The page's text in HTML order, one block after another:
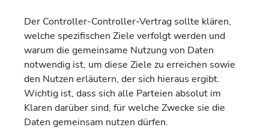
Der Controller-Controller-Vertrag sollte klären,
welche spezifischen Ziele verfolgt werden und
warum die gemeinsame Nutzung von Daten
notwendig ist, um diese Ziele zu erreichen sowie
den Nutzen erläutern, der sich hieraus ergibt.
Wichtig ist, dass sich alle Parteien absolut im
Klaren darüber sind, für welche Zwecke sie die
Daten gemeinsam nutzen dürfen.